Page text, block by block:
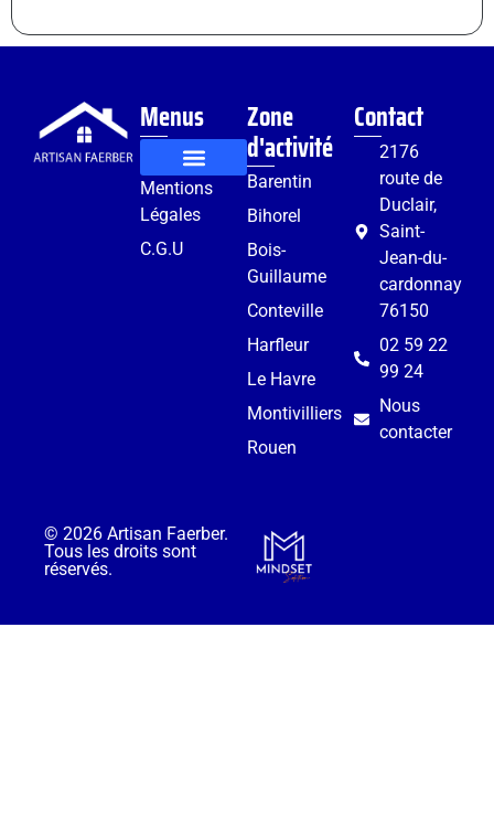
Menus
Mentions
Légales
C.G.U
Zone
d'activité
Barentin
Bihorel
Bois-
Guillaume
Conteville
Harfleur
Le Havre
Montivilliers
Rouen
Contact
2176
route de
Duclair,
Saint-
Jean-du-
cardonnay
76150
02 59 22
99 24
Nous
contacter
© 2026 Artisan Faerber.
Tous les droits sont
réservés.